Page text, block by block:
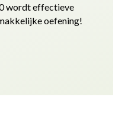
wordt effectieve
oefening!